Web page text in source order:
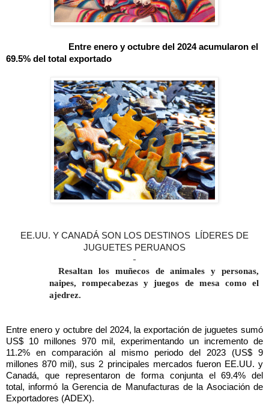
Entre enero y octubre del 2024 acumularon el
69.5% del total exportado
EE.UU. Y CANADÁ SON LOS DESTINOS LÍDERES DE
JUGUETES PERUANOS
Resaltan los muñecos de animales y personas,
naipes, rompecabezas y juegos de mesa como el
ajedrez.
Entre enero y octubre del 2024, la exportación de juguetes sumó
US$ 10 millones 970 mil, experimentando un incremento de
11.2% en comparación al mismo periodo del 2023 (US$ 9
millones 870 mil), sus 2 principales mercados fueron EE.UU. y
Canadá, que representaron de forma conjunta el 69.4% del
total, informó la Gerencia de Manufacturas de la Asociación de
Exportadores (ADEX).